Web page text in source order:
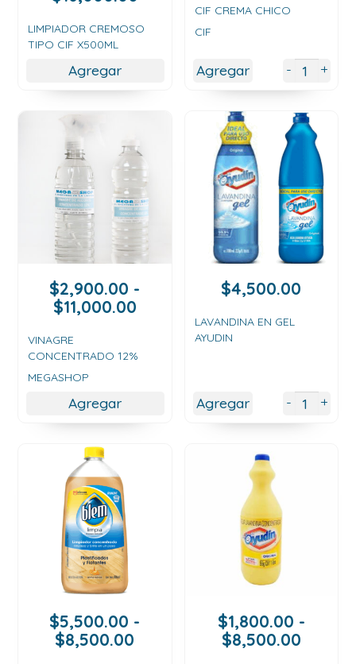
precios:
$3,500.00
LIMPIADOR CREMOSO
TIPO CIF X500ML
Agregar
CIF CREMA CHICO
CIF
Agregar - +
$2,900.00 -
$11,000.00Rango
precios:
desde
$11,000.00
VINAGRE
CONCENTRADO 12%
MEGASHOP
Agregar
$4,500.00
LAVANDINA EN GEL
AYUDIN
Agregar - +
$5,500.00 -
$8,500.00
$1,800.00 -
$8,500.00Rango